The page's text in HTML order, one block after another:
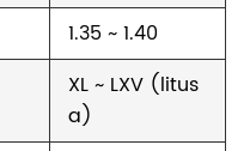
1.35 ~ 1.40
XL ~ LXV (litus
a)